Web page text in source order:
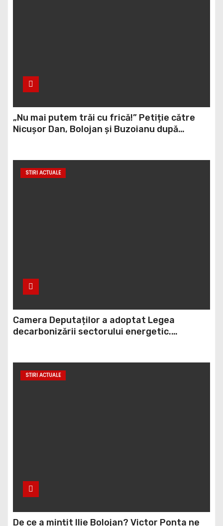
„Nu mai putem trăi cu frică!” Petiție către
Nicușor Dan, Bolojan și Buzoianu după
STIRI ACTUALE
Camera Deputaților a adoptat Legea
decarbonizării sectorului energetic.
STIRI ACTUALE
De ce a mințit Ilie Bolojan? Victor Ponta ne